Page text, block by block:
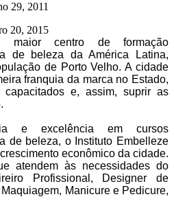
29, 2011
20, 2015
maior centro de formação
de beleza da América Latina,
de Porto Velho. A cidade
franquia da marca no Estado,
capacitados e, assim, suprir as
e excelência em cursos
de beleza, o Instituto Embelleze
econômico da cidade.
atendem às necessidades do
Profissional, Designer de
Manicure e Pedicure,